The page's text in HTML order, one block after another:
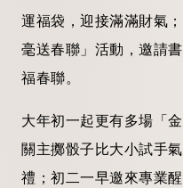
運福袋，迎接滿滿財氣
毫送春聯」活動，邀請
福春聯。
大年初一起更有多場「
關主擲骰子比大小試手
禮；初二一早邀來專業